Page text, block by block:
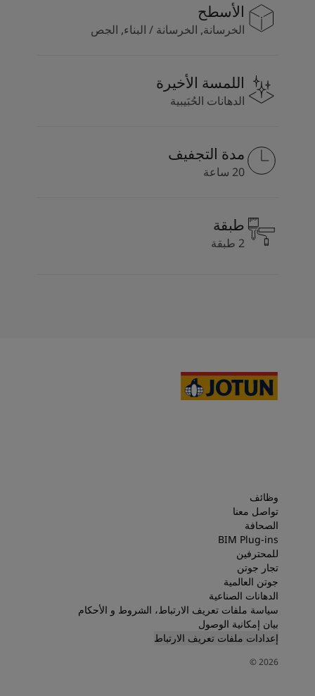
الأسطح
الخرسانة, الخرسانة / البناء, الجص
اللمسة الأخيرة
الدهانات الحُبَيبية
مدة التجفيف
20 ساعة
طبقة
2 طبقة
وظائف
تواصل معنا
الصحافة
BIM Plug-ins
للمحترفين
تجار جوتن
جوتن العالمية
الدهانات الصناعية
سياسة ملفات تعريف الارتباط، الشروط و الأحكام
بيان إمكانية الوصول
إعدادات ملفات تعريف الارتباط
2026
©